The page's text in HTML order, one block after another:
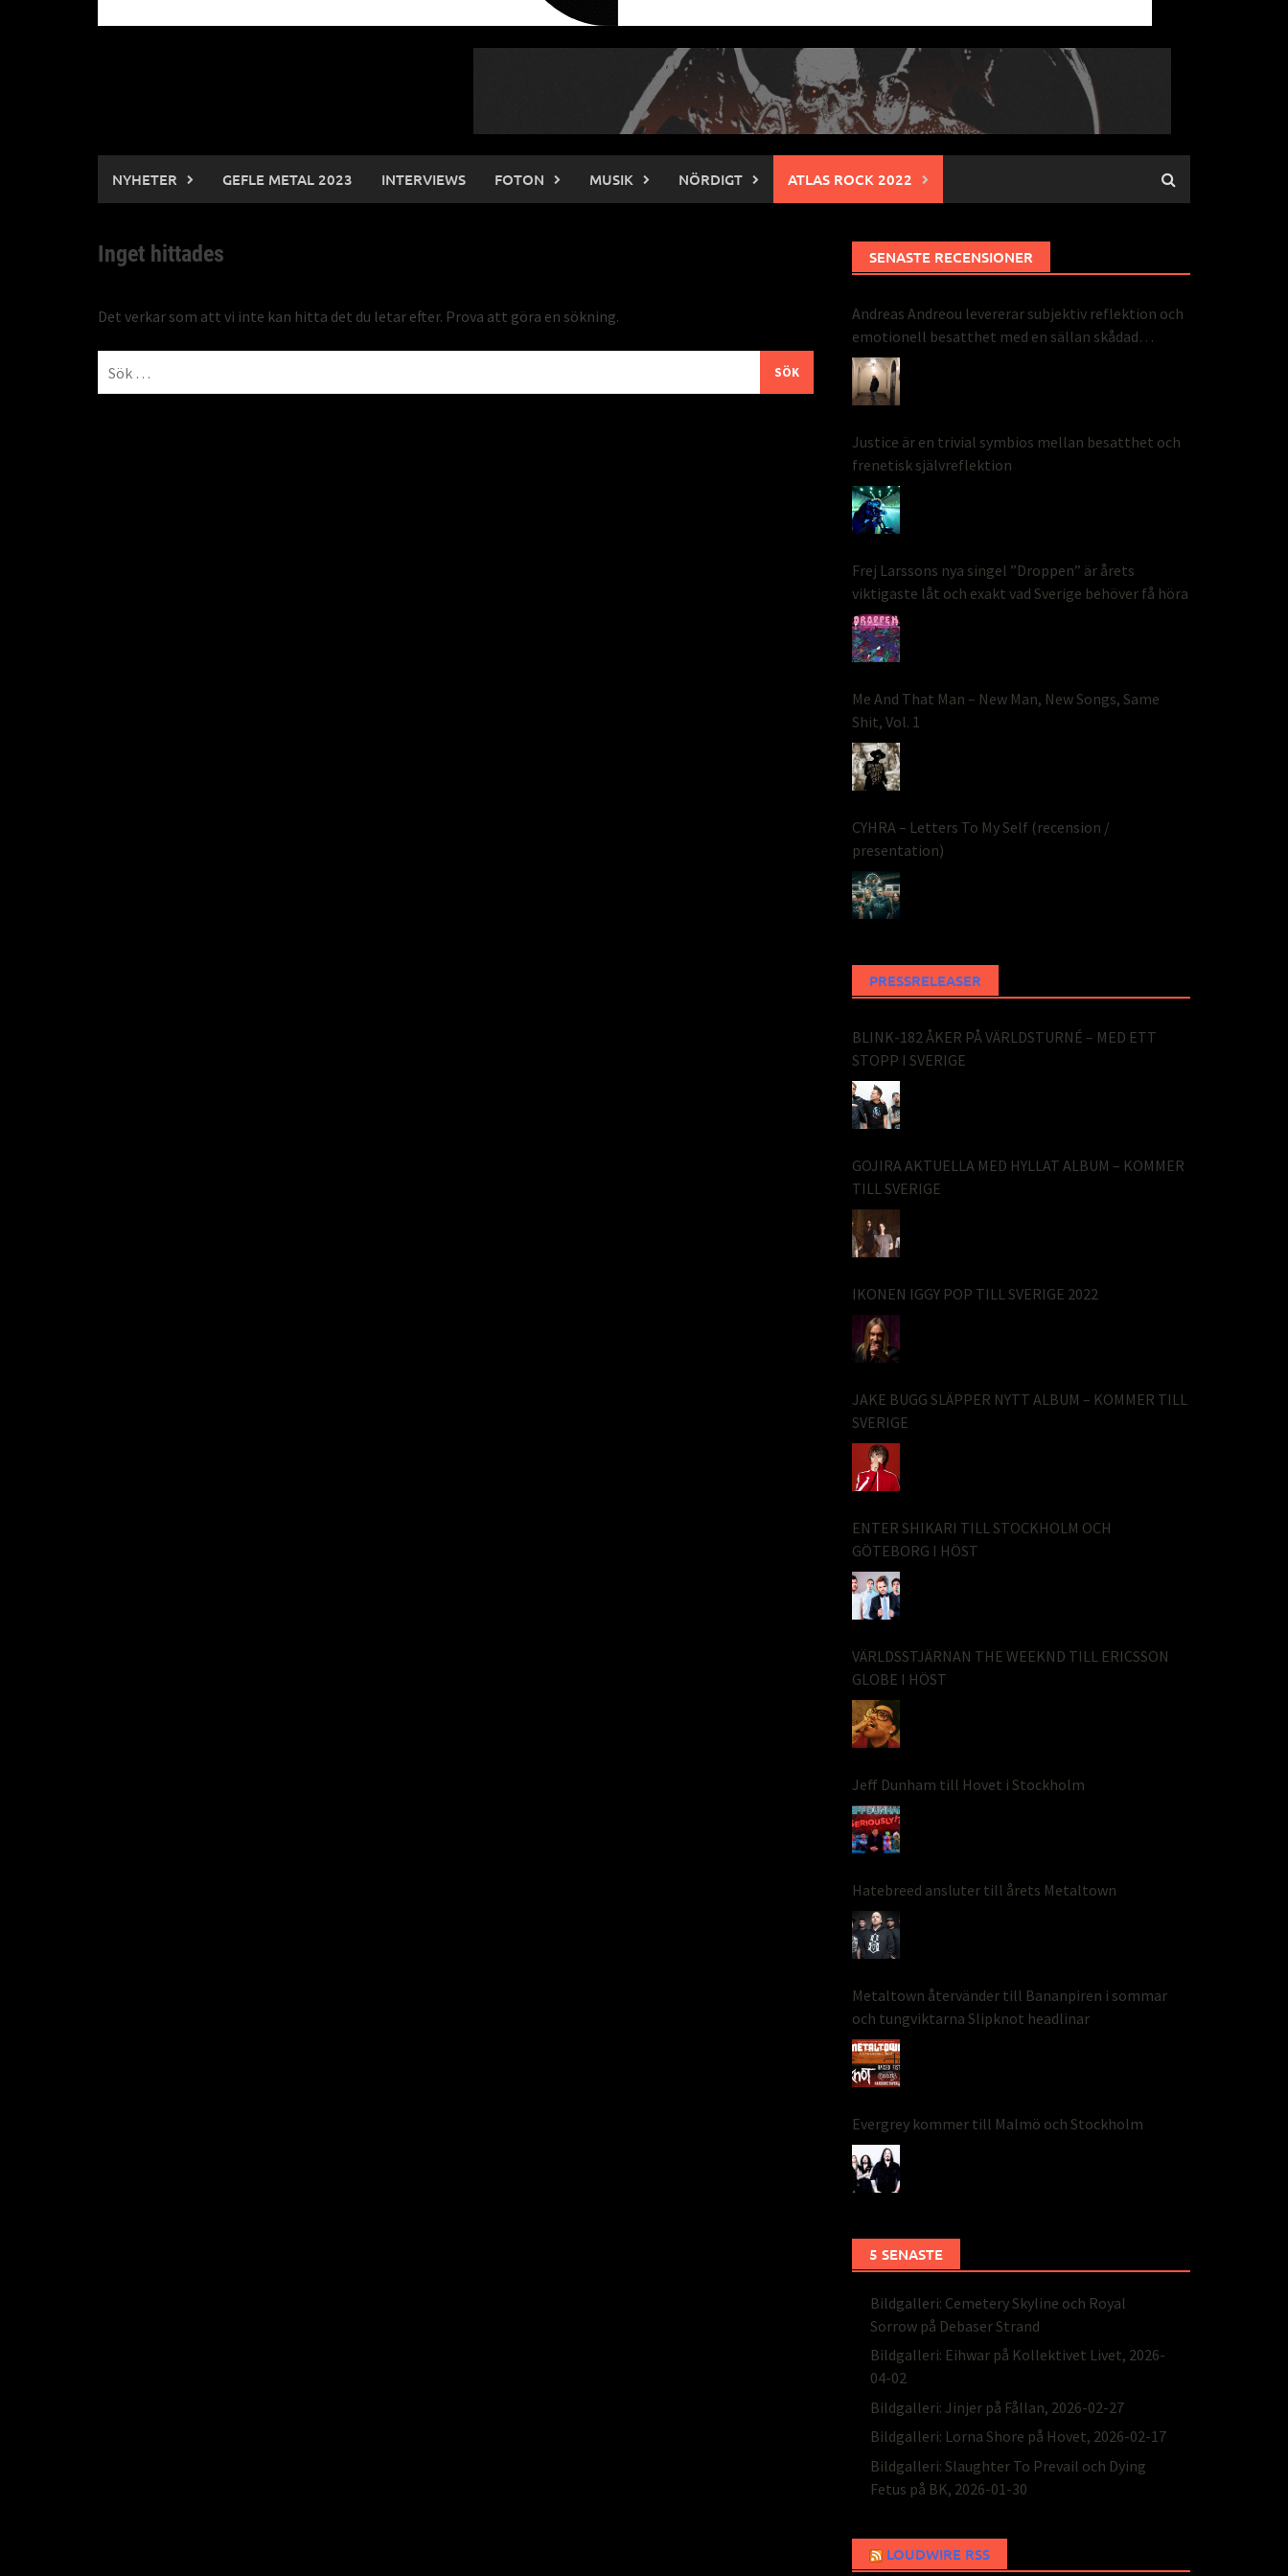
NYHETER GEFLE METAL 2023 INTERVIEWS FOTON MUSIK NÖRDIGT ATLAS ROCK 2022
Inget hittades
Det verkar som att vi inte kan hitta det du letar efter. Prova att göra en sökning.
efter:
SENASTE RECENSIONER
Andreas Andreou levererar subjektiv reflektion och
emotionell besatthet med en sällan skådad
perfektion
Justice är en trivial symbios mellan besatthet och
frenetisk självreflektion
Frej Larssons nya singel ”Droppen” är årets
viktigaste låt och exakt vad Sverige behöver få höra
Me And That Man – New Man, New Songs, Same
Shit, Vol. 1
CYHRA – Letters To My Self (recension /
presentation)
PRESSRELEASER
BLINK-182 ÅKER PÅ VÄRLDSTURNÉ – MED ETT
STOPP I SVERIGE
GOJIRA AKTUELLA MED HYLLAT ALBUM – KOMMER
TILL SVERIGE
IKONEN IGGY POP TILL SVERIGE 2022
JAKE BUGG SLÄPPER NYTT ALBUM – KOMMER TILL
SVERIGE
ENTER SHIKARI TILL STOCKHOLM OCH
GÖTEBORG I HÖST
VÄRLDSSTJÄRNAN THE WEEKND TILL ERICSSON
GLOBE I HÖST
Jeff Dunham till Hovet i Stockholm
Hatebreed ansluter till årets Metaltown
Metaltown återvänder till Bananpiren i sommar
och tungviktarna Slipknot headlinar
Evergrey kommer till Malmö och Stockholm
5 SENASTE
Bildgalleri: Cemetery Skyline och Royal
Sorrow på Debaser Strand
Bildgalleri: Eihwar på Kollektivet Livet, 2026-
04-02
Bildgalleri: Jinjer på Fållan, 2026-02-27
Bildgalleri: Lorna Shore på Hovet, 2026-02-17
Bildgalleri: Slaughter To Prevail och Dying
Fetus på BK, 2026-01-30
LOUDWIRE RSS